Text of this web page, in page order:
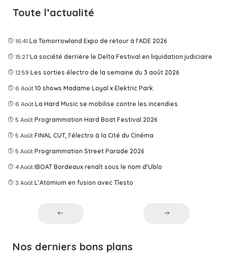
Toute l’actualité
16:41 La Tomorrowland Expo de retour à l'ADE 2026
15:27 La société derrière le Delta Festival en liquidation judiciaire
12:59 Les sorties électro de la semaine du 3 août 2026
6 Août 10 shows Madame Loyal x Elektric Park
6 Août La Hard Music se mobilise contre les incendies
5 Août Programmation Hard Boat Festival 2026
5 Août FINAL CUT, l'électro à la Cité du Cinéma
5 Août Programmation Street Parade 2026
4 Août IBOAT Bordeaux renaît sous le nom d'Ublo
3 Août L’Atomium en fusion avec Tîesto
Nos derniers bons plans